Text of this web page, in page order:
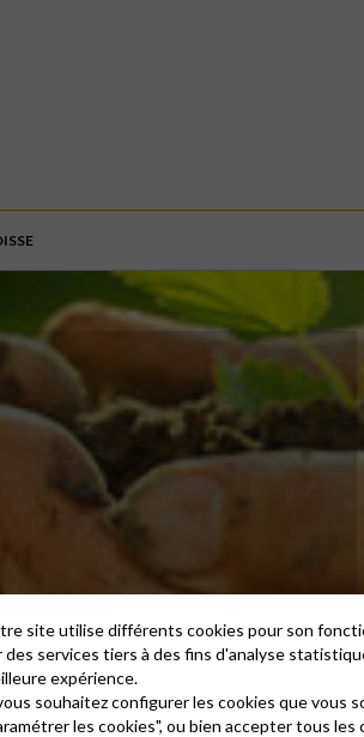
site utilise différents cookies pour son
des services tiers à des fins d'analyse
expérience.
souhaitez configurer les cookies que vous
les cookies", ou bien accepter tous